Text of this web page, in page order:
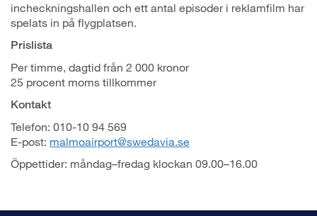
incheckningshallen och ett antal episoder i reklamfilm har
spelats in på flygplatsen.
Prislista
Per timme, dagtid från 2 000 kronor
25 procent moms tillkommer
Kontakt
Telefon: 010-10 94 569
E-post: malmoairport@swedavia.se
Öppettider: måndag–fredag klockan 09.00–16.00